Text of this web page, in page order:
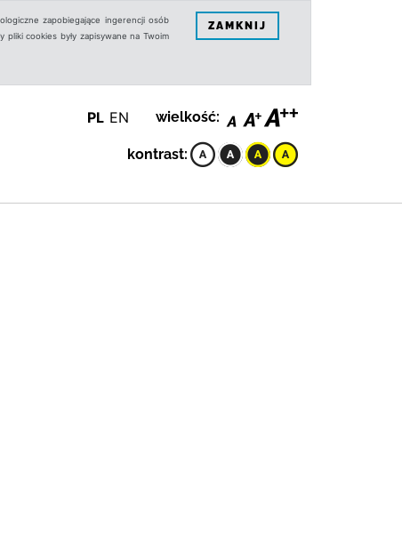
zapobiegające ingerencji osób
cookies były zapisywane na Twoim
ZAMKNIJ
PL EN wielkość:
kontrast: